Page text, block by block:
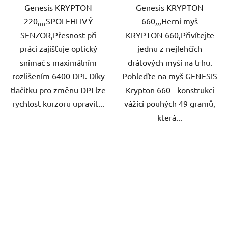
Genesis KRYPTON
220,,,,SPOLEHLIVÝ
SENZOR,Přesnost při
práci zajišťuje optický
snímač s maximálním
rozlišením 6400 DPI. Díky
tlačítku pro změnu DPI lze
rychlost kurzoru upravit...
Genesis KRYPTON
660,,,Herní myš
KRYPTON 660,Přivítejte
jednu z nejlehčích
drátových myší na trhu.
Pohleďte na myš GENESIS
Krypton 660 - konstrukci
vážící pouhých 49 gramů,
která...